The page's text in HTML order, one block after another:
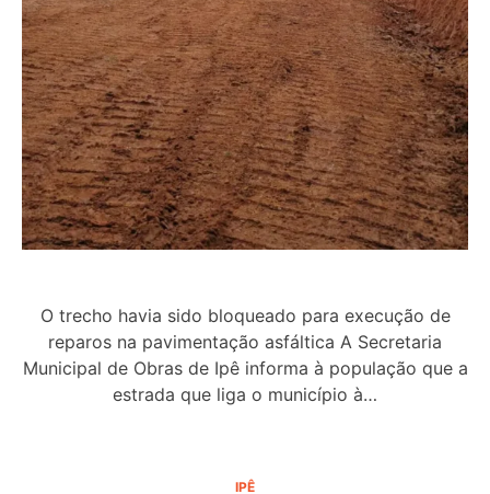
O trecho havia sido bloqueado para execução de
reparos na pavimentação asfáltica A Secretaria
Municipal de Obras de Ipê informa à população que a
estrada que liga o município à…
IPÊ